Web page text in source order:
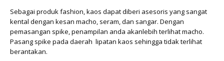
Sebagai produk fashion, kaos dapat diberi asesoris yang sangat
kental dengan kesan macho, seram, dan sangar. Dengan
pemasangan spike, penampilan anda akanlebih terlihat macho.
Pasang spike pada daerah lipatan kaos sehingga tidak terlihat
berantakan.